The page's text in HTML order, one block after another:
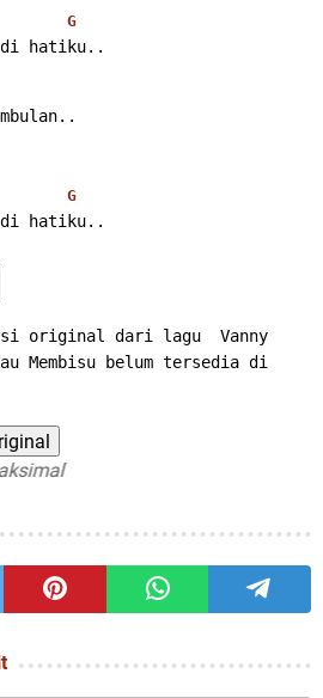
G
hatiku..
G
hatiku..
original dari lagu  Vanny
Membisu belum tersedia di